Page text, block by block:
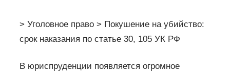
> Уголовное право > Покушение на убийство:
срок наказания по статье 30, 105 УК РФ
В юриспруденции появляется огромное